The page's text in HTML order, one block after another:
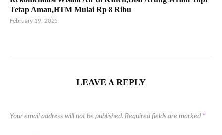
Tetap Aman,HTM Mulai Rp 8 Ribu
February 19, 2025
LEAVE A REPLY
Your email address will not be published. Required fields are marked *